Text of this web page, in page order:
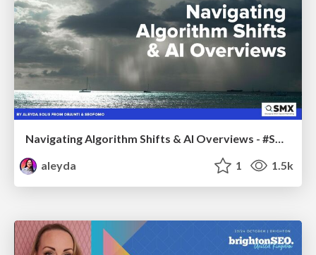
aleyda
1 1.5k